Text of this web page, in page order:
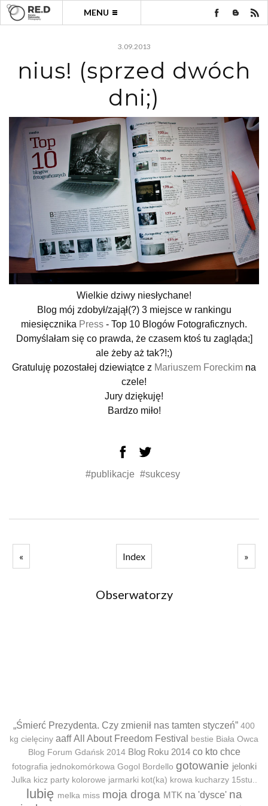
MENU
3.09.2013
nius! (sprzed dwóch
dni;)
Wielkie dziwy niesłychane!
Blog mój zdobył/zajął(?) 3 miejsce w rankingu
miesięcznika Press - Top 10 Blogów Fotograficznych.
Domyślałam się co prawda, że czasem ktoś tu zagląda;]
ale żeby aż tak?!;)
Gratuluję pozostałej dziewiątce z Mariuszem Foreckim na
czele!
Jury dziękuję!
Bardzo miło!
#publikacje #sukcesy
« Index »
Obserwatorzy
„Śmierć Prezydenta. Czy zmienił nas tamten styczeń” 400
kg cielęciny aaff All About Freedom Festival bestie Biała Owca
Blog Forum Gdańsk 2014 Blog Roku 2014 co kto chce
fotografia jednokomórkowa Gogol Bordello gotowanie jelonki
Julka kicz party kolorowe jarmarki kot(ka) krowa kucharzy 15stu..
lubię melka miss moja droga MTK na 'dysce' na